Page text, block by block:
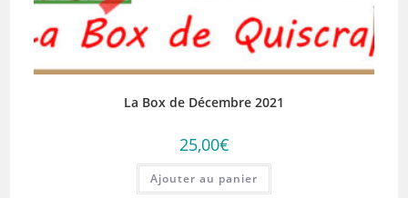
La Box de Décembre 2021
25,00€
Ajouter au panier